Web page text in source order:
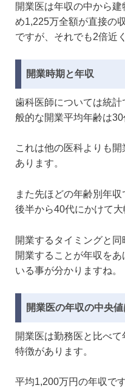
開業医は年収の中から
め1,225万全額が直接の
ですが、それでも2倍近
開業時期と年収
歯科医師については統
般的な開業平均年齢は30
これは他の医科よりも
あります。
また先ほどの年齢別年
後半から40代にかけて大
開業するタイミングと
開業することが年収を
いる事が分かりますね。
開業医の年収の中央値
開業医は勤務医と比べ
特徴があります。
平均1,200万円の年収で